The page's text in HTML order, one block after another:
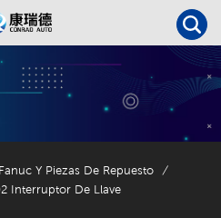
Y Piezas De Repuesto
/
Interruptor De Llave